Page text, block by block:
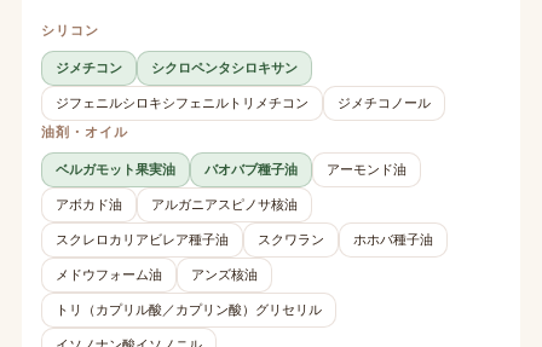
シリコン
ジメチコン シクロペンタシロキサン
ジフェニルシロキシフェニルトリメチコン
ジメチコノール
油剤・オイル
ベルガモット果実油 バオバブ種子油 アーモンド油
アボカド油 アルガニアスピノサ核油
スクレロカリアビレア種子油 スクワラン ホホバ種子油
メドウフォーム油 アンズ核油
トリ（カプリル酸／カプリン酸）グリセリル
イソノナン酸イソノニル